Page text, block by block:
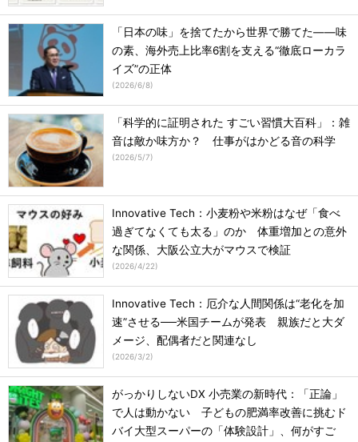
「日本の味」を捨てたから世界で勝てた――味
の素、海外売上比率6割を支える“徹底ローカラ
イズ”の正体
(2026/6/8)
「科学的に証明された すごい習慣大百科」：雑
音は敵か味方か？ 仕事がはかどる音の科学
(2026/5/7)
Innovative Tech：小麦粉や米粉はなぜ「食べ
過ぎてなくても太る」のか 体重増加との意外
な関係、大阪公立大がマウスで検証
(2026/4/22)
Innovative Tech：厄介な人間関係は“老化を加
速”させる──米国チームが発表 親族だと大ダ
メージ、配偶者だと関連なし
(2026/3/2)
がっかりしないDX 小売業の新時代：「正論」
で人は動かない 子どもの肥満率改善に挑むド
バイ大型スーパーの「体験設計」、何がすご